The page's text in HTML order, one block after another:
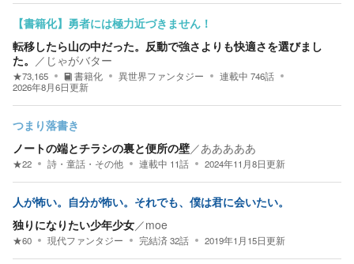
【書籍化】勇者には極力近づきません！
転移したら山の中だった。反動で強さよりも快適さを選びまし
た。 ／ じゃがバター
★73,165 書籍化 異世界ファンタジー 連載中 746話
2026年8月6日更新
つまり落書き
ノートの端とチラシの裏と便所の壁／あああああ
★22 詩・童話・その他 連載中 11話 2024年11月8日更新
人が怖い。自分が怖い。それでも、僕は君に会いたい。
独りになりたい少年少女／moe
★60 現代ファンタジー 完結済32話 2019年1月15日更新